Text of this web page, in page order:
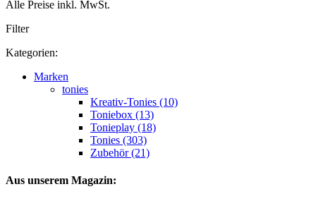
Alle Preise inkl. MwSt.
Filter
Kategorien:
Marken
tonies
Kreativ-Tonies (10)
Toniebox (13)
Tonieplay (18)
Tonies (303)
Zubehör (21)
Aus unserem Magazin: